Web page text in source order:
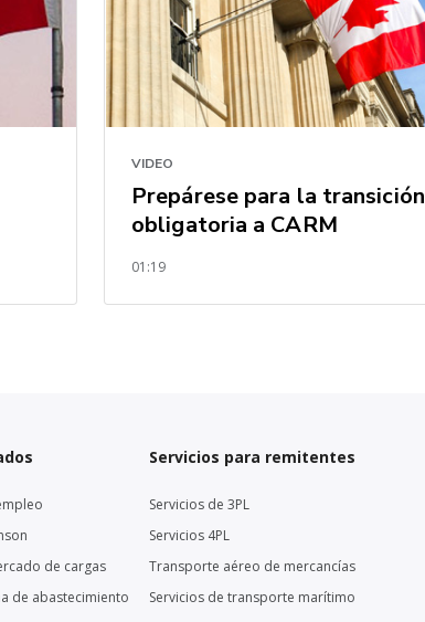
VIDEO
Prepárese para la transición
obligatoria a CARM
01:19
de cargas
de abastecimiento
Servicios para remitentes
Servicios de 3PL
Servicios 4PL
Transporte aéreo de mercancías
Servicios de transporte marítimo